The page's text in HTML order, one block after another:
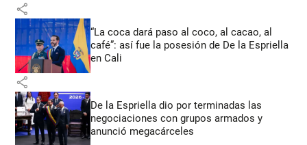
share
“La coca dará paso al coco, al cacao, al
café”: así fue la posesión de De la Espriella
en Cali
share
De la Espriella dio por terminadas las
negociaciones con grupos armados y
anunció megacárceles